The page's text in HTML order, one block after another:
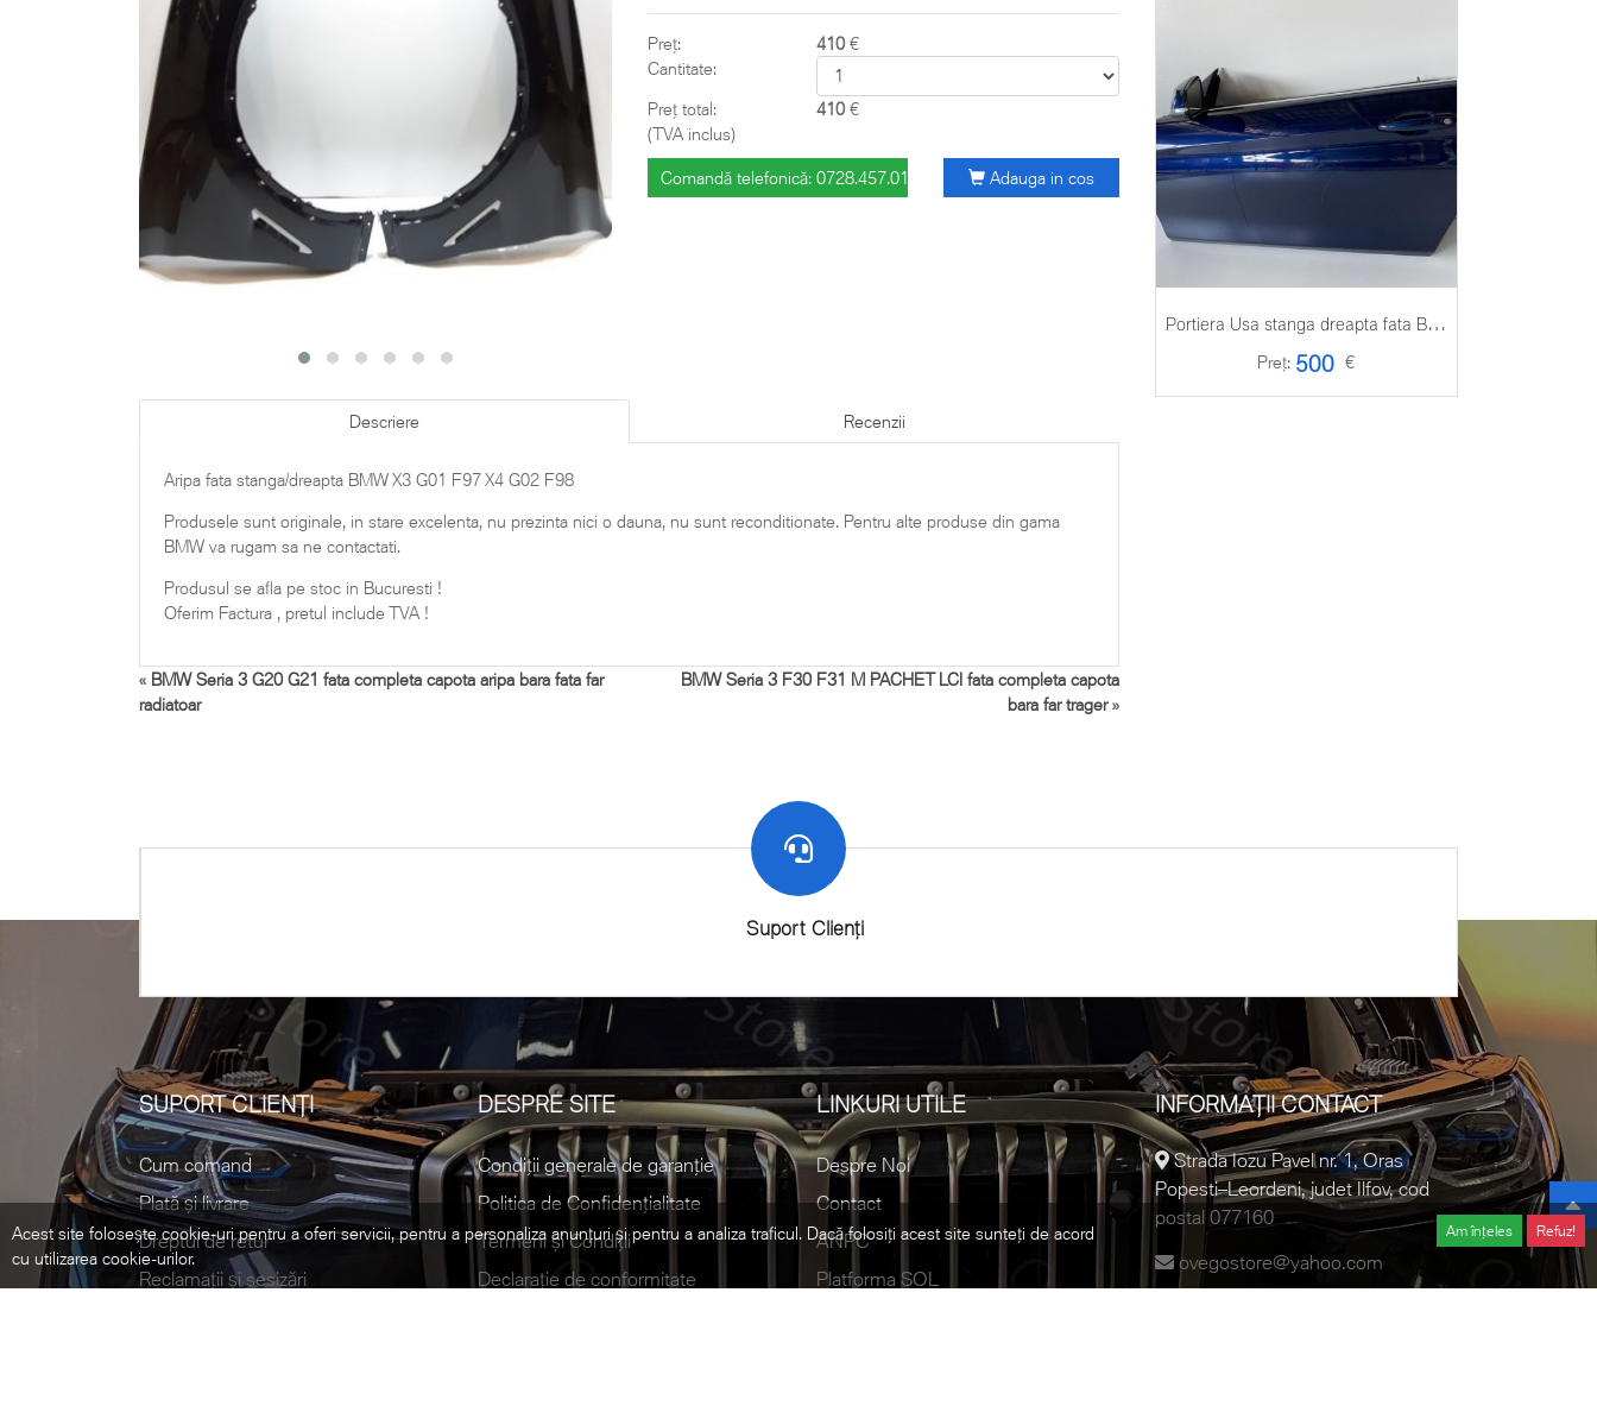
Preț: 410€
Cantitate:
Preț total:
(TVA inclus)
410€
Comandă telefonică: 0728.457.018 Adauga in cos
Descriere Recenzii
Aripa fata stanga/dreapta BMW X3 G01 F97 X4 G02 F98
Produsele sunt originale, in stare excelenta, nu prezinta nici o dauna, nu sunt reconditionate. Pentru alte produse din gama
BMW va rugam sa ne contactati.
Produsul se afla pe stoc in Bucuresti !
Oferim Factura , pretul include TVA !
« BMW Seria 3 G20 G21 fata completa capota aripa bara fata far
radiatoar
BMW Seria 3 F30 F31 M PACHET LCI fata completa capota
bara far trager»
P
ortiera Usa stanga dreapta fata BMW seria 4 Coupe f32 f82 f33
Preț: 500 €
Suport Clienți
SUPORT CLIENȚI
Cum comand
Plată și livrare
Dreptul de retur
Reclamații și sesizări
DESPRE SITE
Condiții generale de garanție
Politica de Confidențialitate
Termeni și Condiții
Declarație de conformitate
LINKURI UTILE
Despre Noi
Contact
ANPC
Platforma SOL
INFORMAȚII CONTACT
Strada Iozu Pavel nr. 1, Oras
Popesti–Leordeni, judet Ilfov, cod
postal 077160
ovegostore@yahoo.com
Acest site folosește cookie-uri pentru a oferi servicii, pentru a personaliza anunțuri și pentru a analiza traficul. Dacă folosiți acest site sunteți de acord
cu utilizarea cookie-urilor.
Am înțeles Refuz!